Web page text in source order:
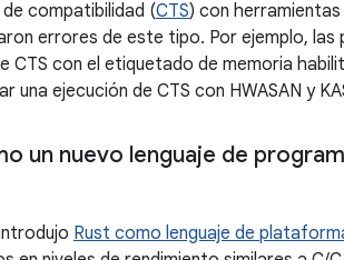
compatibilidad (CTS) con
errores de este tipo. Por ejemplo,
CTS con el etiquetado de memoria
una ejecución de CTS con HWASAN y
un nuevo lenguaje de
Rust como lenguaje de